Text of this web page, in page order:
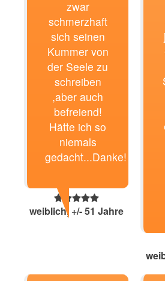
zwar
schmerzhaft
sich seinen
Kummer von
der Seele zu
schreiben
,aber auch
befreiend!
Hätte ich so
niemals
gedacht...Danke!
weiblich, +/- 51 Jahre